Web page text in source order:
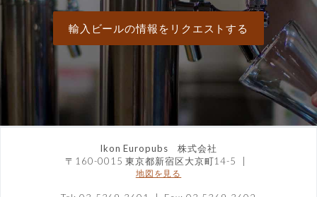
輸入ビールの情報をリクエストする
Ikon Europubs 株式会社
〒160-0015 東京都新宿区大京町14-5
地図を見る